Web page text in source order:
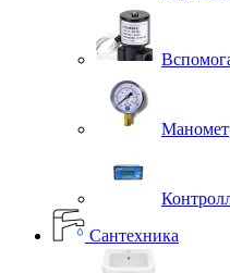
Сантехника